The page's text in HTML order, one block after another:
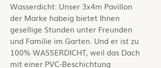
Wasserdicht: Unser 3x4m Pavillon
der Marke habeig bietet Ihnen
gesellige Stunden unter Freunden
und Familie im Garten. Und er ist zu
100% WASSERDICHT, weil das Dach
mit einer PVC-Beschichtung